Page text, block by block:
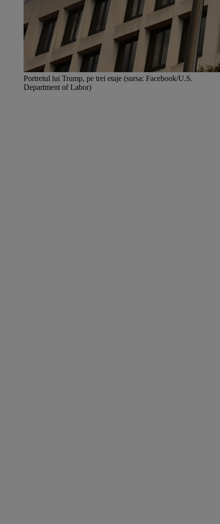
Portretul lui Trump, pe trei etaje (sursa: Facebook/U.S.
Department of Labor)